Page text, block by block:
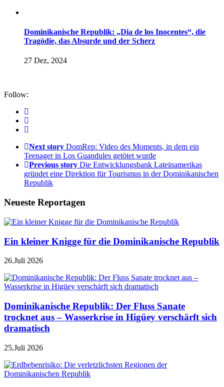
Dominikanische Republik: „Dia de los Inocentes“, die
Tragödie, das Absurde und der Scherz
27 Dez, 2024
Follow:
Next story DomRep: Video des Moments, in dem ein
Teenager in Los Guandules getötet wurde
Previous story Die Entwicklungsbank Lateinamerikas
gründet eine Direktion für Tourismus in der Dominikanischen
Republik
Neueste Reportagen
Ein kleiner Knigge für die Dominikanische Republik
26.Juli 2026
Dominikanische Republik: Der Fluss Sanate
trocknet aus – Wasserkrise in Higüey verschärft sich
dramatisch
25.Juli 2026